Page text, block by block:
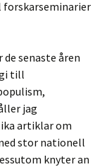
senaste åren
till
jag
artiklar om
stor nationell
knyter an